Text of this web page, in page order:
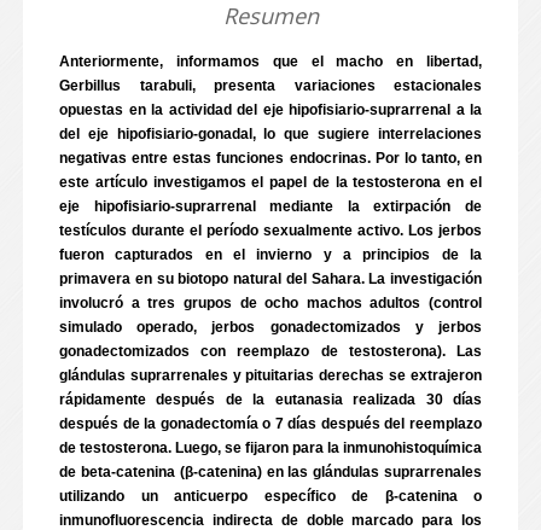
Resumen
Anteriormente, informamos que el macho en libertad,
Gerbillus tarabuli, presenta variaciones estacionales
opuestas en la actividad del eje hipofisiario-suprarrenal a la
del eje hipofisiario-gonadal, lo que sugiere interrelaciones
negativas entre estas funciones endocrinas. Por lo tanto, en
este artículo investigamos el papel de la testosterona en el
eje hipofisiario-suprarrenal mediante la extirpación de
testículos durante el período sexualmente activo. Los jerbos
fueron capturados en el invierno y a principios de la
primavera en su biotopo natural del Sahara. La investigación
involucró a tres grupos de ocho machos adultos (control
simulado operado, jerbos gonadectomizados y jerbos
gonadectomizados con reemplazo de testosterona). Las
glándulas suprarrenales y pituitarias derechas se extrajeron
rápidamente después de la eutanasia realizada 30 días
después de la gonadectomía o 7 días después del reemplazo
de testosterona. Luego, se fijaron para la inmunohistoquímica
de beta-catenina (β-catenina) en las glándulas suprarrenales
utilizando un anticuerpo específico de β-catenina o
inmunofluorescencia indirecta de doble marcado para los